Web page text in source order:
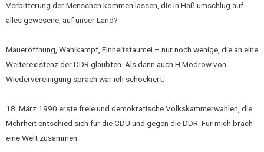
Verbitterung der Menschen kommen lassen, die in Haß umschlug auf
alles gewesene, auf unser Land?
Maueröffnung, Wahlkampf, Einheitstaumel – nur noch wenige, die an eine
Weiterexistenz der DDR glaubten. Als dann auch H.Modrow von
Wiedervereinigung sprach war ich schockiert.
18. März 1990 erste freie und demokratische Volkskammerwahlen, die
Mehrheit entschied sich für die CDU und gegen die DDR. Für mich brach
eine Welt zusammen.